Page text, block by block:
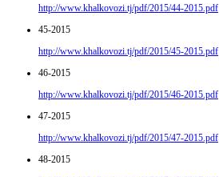
http://www.khalkovozi.tj/pdf/2015/44-2015.pdf
45-2015
http://www.khalkovozi.tj/pdf/2015/45-2015.pdf
46-2015
http://www.khalkovozi.tj/pdf/2015/46-2015.pdf
47-2015
http://www.khalkovozi.tj/pdf/2015/47-2015.pdf
48-2015